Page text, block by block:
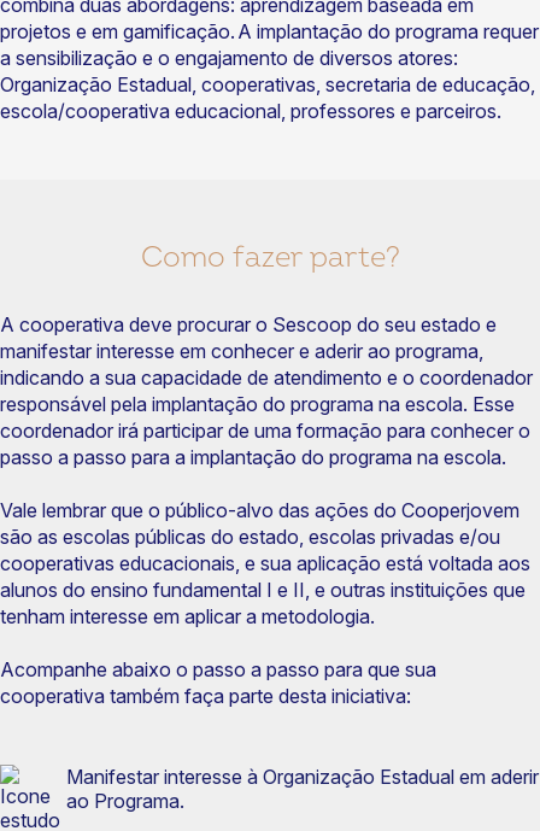
combina duas abordagens: aprendizagem baseada em
projetos e em gamificação. A implantação do programa requer
a sensibilização e o engajamento de diversos atores:
Organização Estadual, cooperativas, secretaria de educação,
escola/cooperativa educacional, professores e parceiros.
Como fazer parte?
A cooperativa deve procurar o Sescoop do seu estado e
manifestar interesse em conhecer e aderir ao programa,
indicando a sua capacidade de atendimento e o coordenador
responsável pela implantação do programa na escola. Esse
coordenador irá participar de uma formação para conhecer o
passo a passo para a implantação do programa na escola.
Vale lembrar que o público-alvo das ações do Cooperjovem
são as escolas públicas do estado, escolas privadas e/ou
cooperativas educacionais, e sua aplicação está voltada aos
alunos do ensino fundamental I e II, e outras instituições que
tenham interesse em aplicar a metodologia.
Acompanhe abaixo o passo a passo para que sua
cooperativa também faça parte desta iniciativa:
Manifestar interesse à Organização Estadual em aderir
ao Programa.